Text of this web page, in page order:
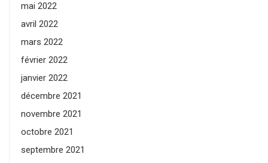
mai 2022
avril 2022
mars 2022
février 2022
janvier 2022
décembre 2021
novembre 2021
octobre 2021
septembre 2021